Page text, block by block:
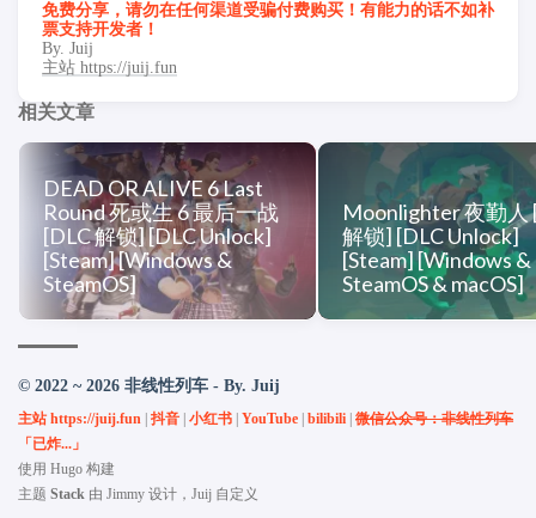
免费分享，请勿在任何渠道受骗付费购买！有能力的话不如补
票支持开发者！
By. Juij
主站 https://juij.fun
相关文章
DEAD OR ALIVE 6 Last
Round 死或生 6 最后一战
[DLC 解锁] [DLC Unlock]
[Steam] [Windows &
SteamOS]
Moonlighter 夜勤人
解锁] [DLC Unlock]
[Steam] [Windows &
SteamOS & macOS]
© 2022 ~ 2026 非线性列车 - By. Juij
主站 https://juij.fun 抖音 小红书 YouTube bilibili 微信公众号：非线性列车
「已炸...」
使用 Hugo 构建
主题 Stack 由 Jimmy 设计，Juij 自定义